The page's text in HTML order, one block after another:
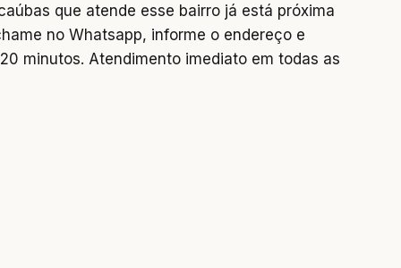
que atende esse bairro já está próxima
no Whatsapp, informe o endereço e
minutos. Atendimento imediato em todas as